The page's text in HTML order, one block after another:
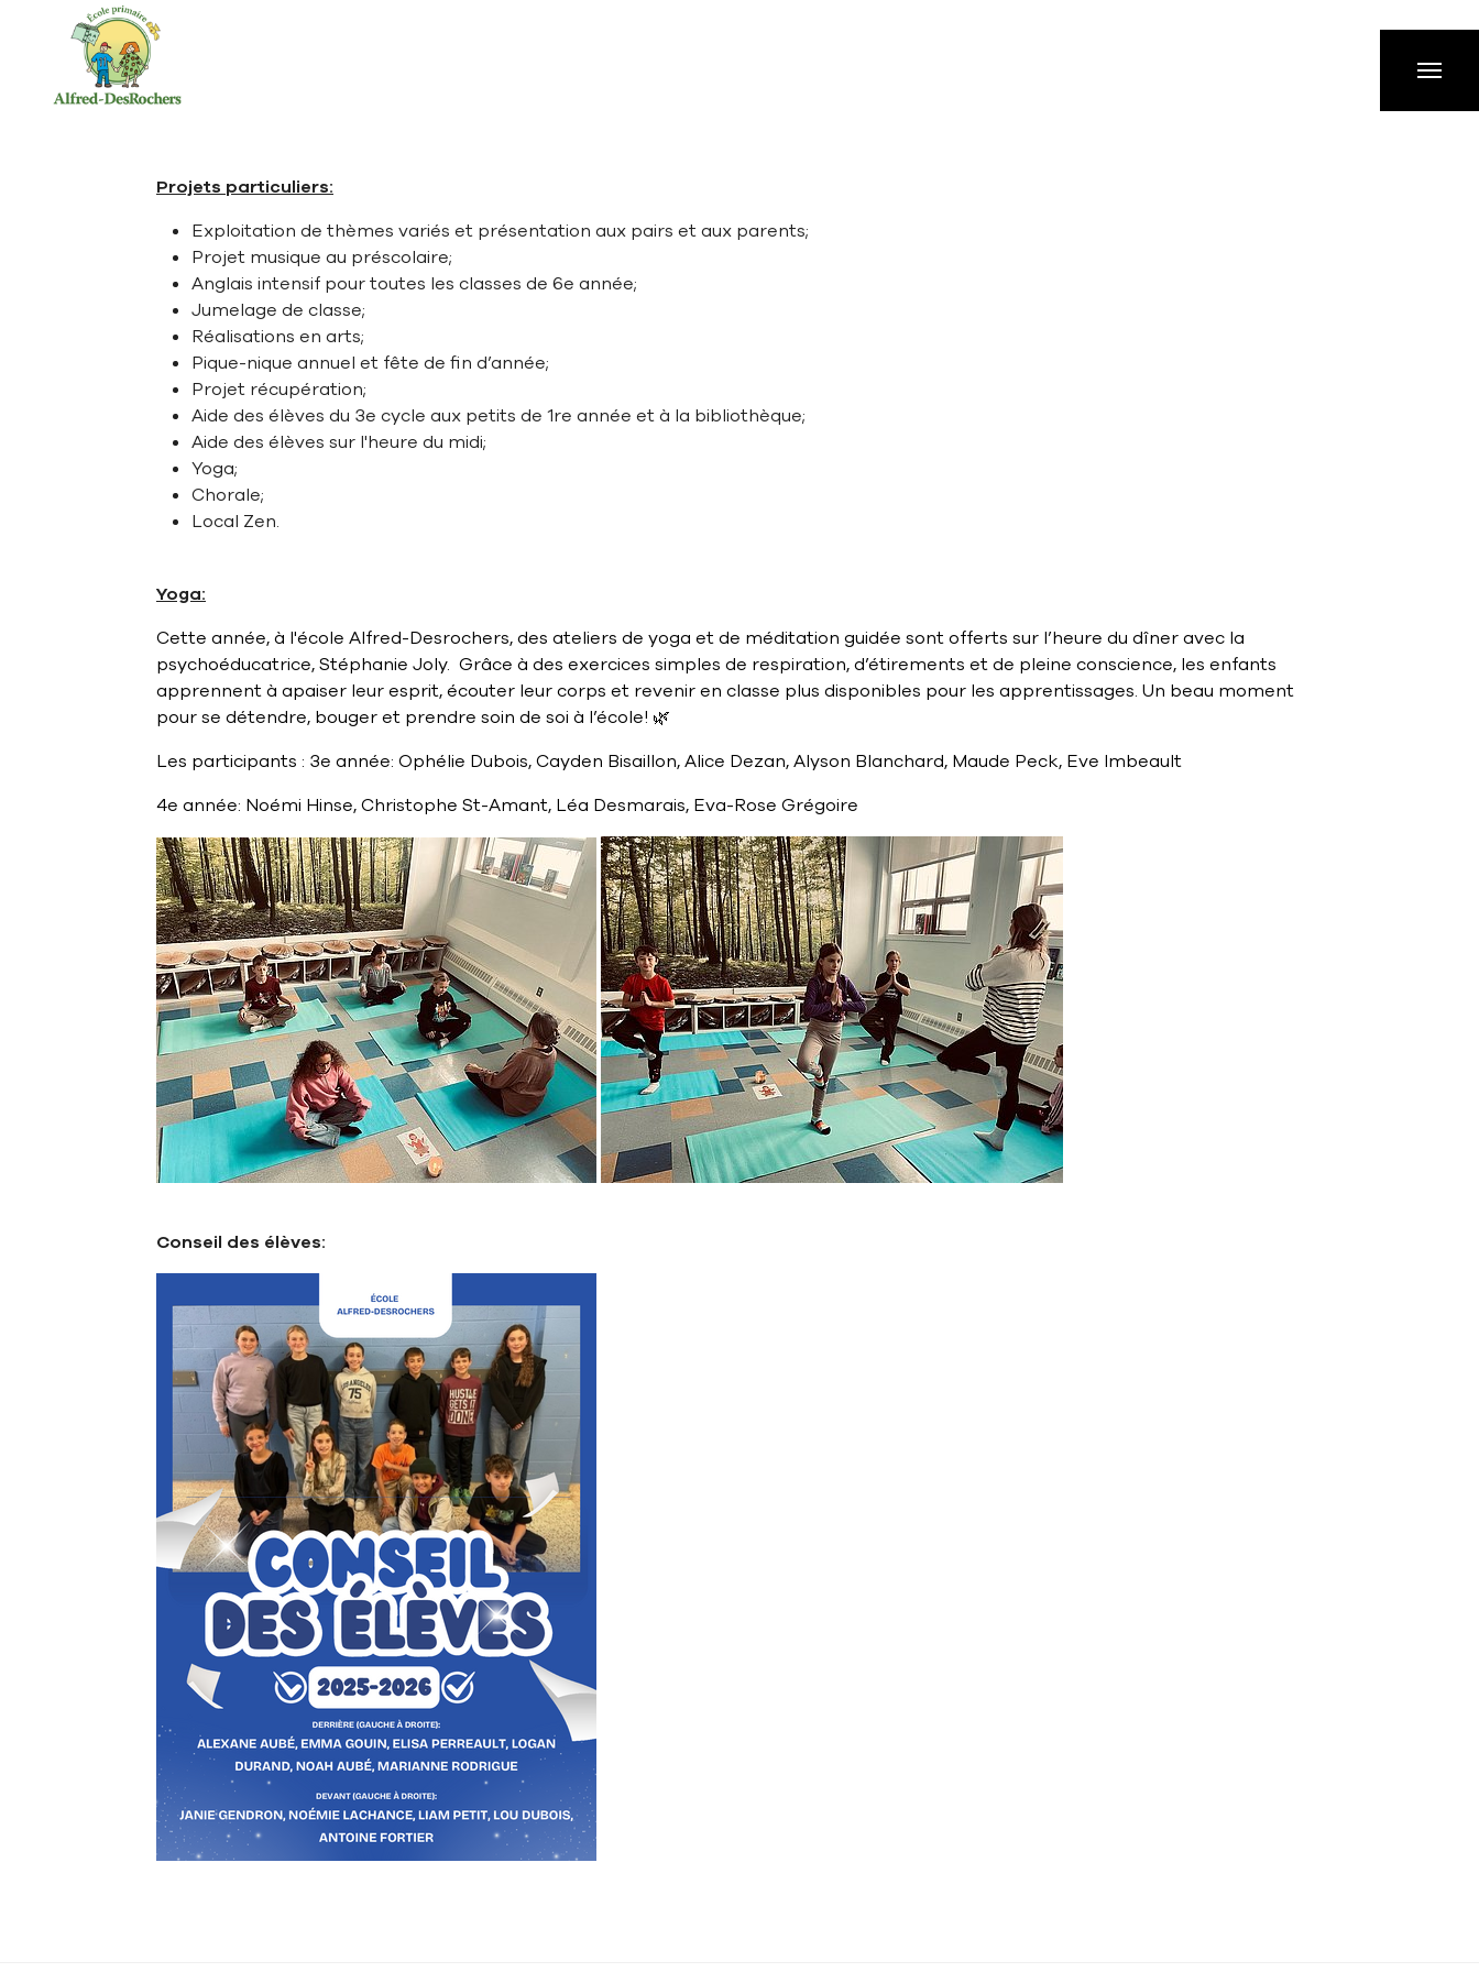
Aller à la navigation principale
Aller au contenu principal
Passer au pied de page
Projets particuliers:
Exploitation de thèmes variés et présentation aux pairs et aux parents;
Projet musique au préscolaire;
Anglais intensif pour toutes les classes de 6e année;
Jumelage de classe;
Réalisations en arts;
Pique-nique annuel et fête de fin d’année;
Projet récupération;
Aide des élèves du 3e cycle aux petits de 1re année et à la bibliothèque;
Aide des élèves sur l'heure du midi;
Yoga;
Chorale;
Local Zen.
Yoga:
Cette année, à l'école Alfred-Desrochers, des ateliers de yoga et de méditation guidée sont offerts sur l’heure du dîner avec la
psychoéducatrice, Stéphanie Joly. Grâce à des exercices simples de respiration, d’étirements et de pleine conscience, les enfants
apprennent à apaiser leur esprit, écouter leur corps et revenir en classe plus disponibles pour les apprentissages. Un beau moment
pour se détendre, bouger et prendre soin de soi à l’école! 🌿
Les participants : 3e année: Ophélie Dubois, Cayden Bisaillon, Alice Dezan, Alyson Blanchard, Maude Peck, Eve Imbeault
4e année: Noémi Hinse, Christophe St-Amant, Léa Desmarais, Eva-Rose Grégoire
Conseil des élèves: